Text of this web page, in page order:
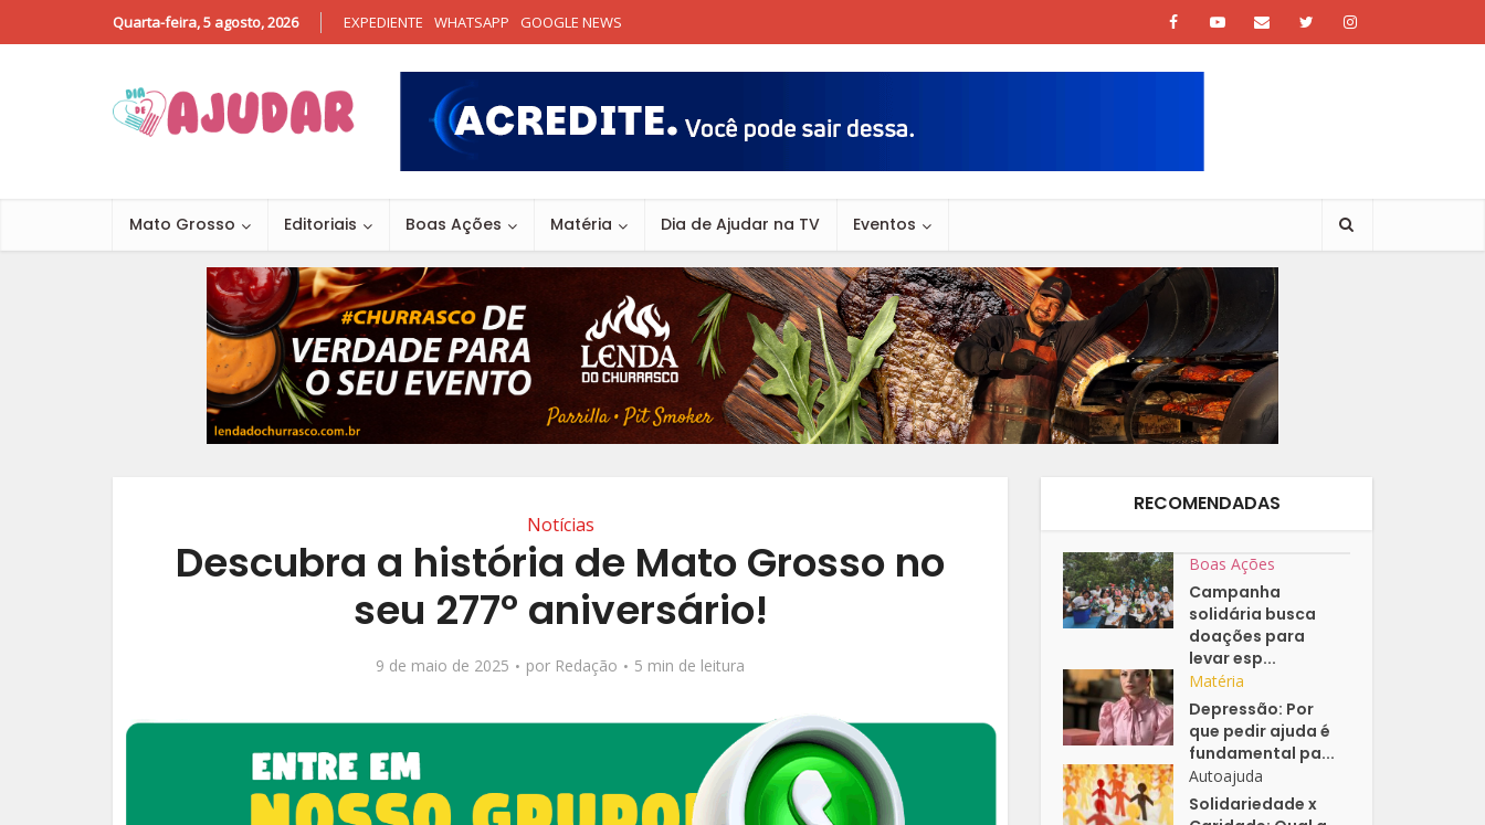
Quarta-feira, 5 agosto, 2026 EXPEDIENTE WHATSAPP GOOGLE NEWS
Mato Grosso Editoriais Boas Ações Matéria Dia de Ajudar na TV Eventos
Notícias
Descubra a história de Mato Grosso no
seu 277º aniversário!
9 de maio de 2025 por Redação 5 min de leitura
RECOMENDADAS
Boas Ações
Campanha
solidária busca
doações para
levar esp...
Matéria
Depressão: Por
que pedir ajuda é
fundamental pa...
Autoajuda
Solidariedade x